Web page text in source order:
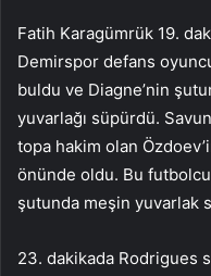
Fatih Karagümrük 19.
Demirspor defans
buldu ve Diagne’nin
yuvarlağı süpürdü.
topa hakim olan
önünde oldu. Bu
şutunda meşin yuvarlak
23. dakikada Rodrigues